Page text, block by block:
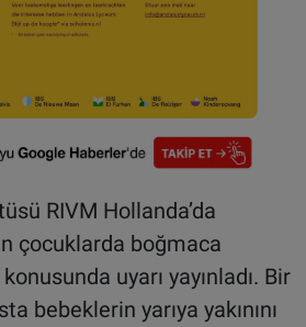
RIVM Hollanda’da
çocuklarda boğmaca
konusunda uyarı yayınladı. Bir
bebeklerin yarıya yakınını